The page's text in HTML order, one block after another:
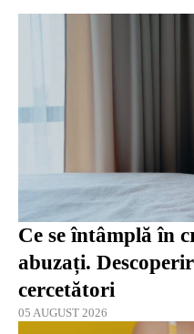
Ce se întâmplă în
abuzați.
cercetători
05 AUGUST 2026